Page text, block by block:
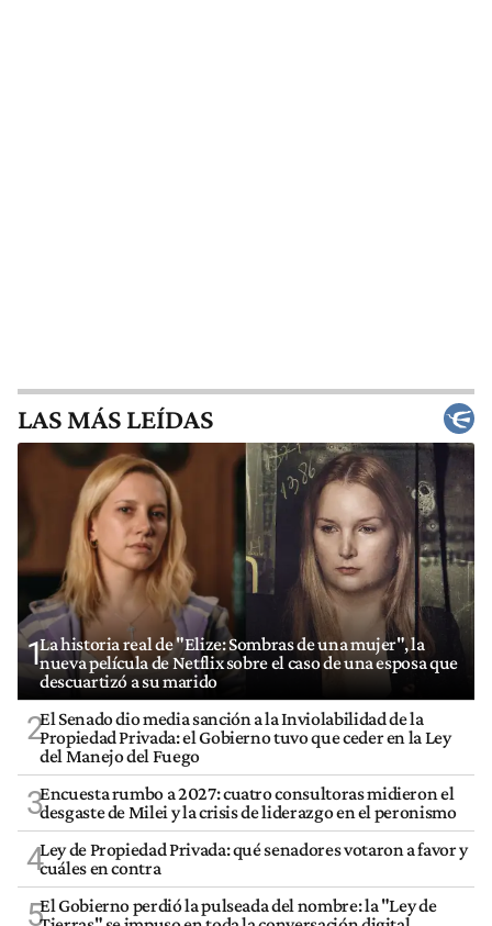
LAS MÁS LEÍDAS
1La historia real de "Elize: Sombras de una mujer", la
nueva película de Netflix sobre el caso de una esposa que
descuartizó a su marido
2El Senado dio media sanción a la Inviolabilidad de la
Propiedad Privada: el Gobierno tuvo que ceder en la Ley
del Manejo del Fuego
3Encuesta rumbo a 2027: cuatro consultoras midieron el
desgaste de Milei y la crisis de liderazgo en el peronismo
4Ley de Propiedad Privada: qué senadores votaron a favor y
cuáles en contra
5El Gobierno perdió la pulseada del nombre: la "Ley de